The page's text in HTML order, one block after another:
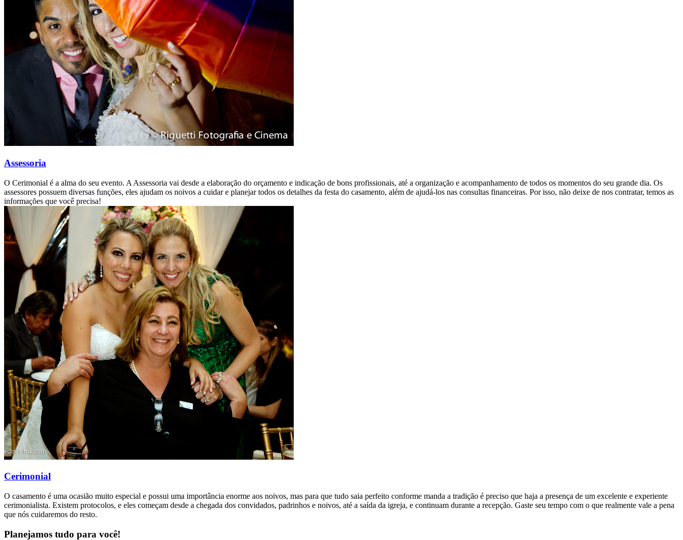
Assessoria
O Cerimonial é a alma do seu evento. A Assessoria vai desde a elaboração do orçamento e indicação de bons profissionais, até a organização e acompanhamento de todos os momentos do seu grande dia. Os
assessores possuem diversas funções, eles ajudam os noivos a cuidar e planejar todos os detalhes da festa do casamento, além de ajudá-los nas consultas financeiras. Por isso, não deixe de nos contratar, temos as
informações que você precisa!
Cerimonial
O casamento é uma ocasião muito especial e possui uma importância enorme aos noivos, mas para que tudo saia perfeito conforme manda a tradição é preciso que haja a presença de um excelente e experiente
cerimonialista. Existem protocolos, e eles começam desde a chegada dos convidados, padrinhos e noivos, até a saída da igreja, e continuam durante a recepção. Gaste seu tempo com o que realmente vale a pena
que nós cuidaremos do resto.
Planejamos tudo para você!